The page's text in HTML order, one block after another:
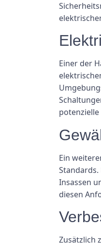
Einer der
Ein
Insassen
diesen
Zusätzlich